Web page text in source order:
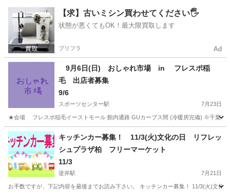
千葉 長生郡 茂原駅 フリーマーケット 無料
【求】古いミシン買わせてください🖐️
状態が悪くてもOK！最大限買取します
プリフラ Ad
9月6日(日) おしゃれ市場 in フレスポ稲
毛 出店者募集
9/6
スポーツセンター駅 7月23日
★会場 フレスポ稲毛イーストモール 館内通路 GUカーブス間 (冷暖房完備)
千葉 千葉市 スポーツセンター駅 フリーマーケット 会場
キッチンカー募集！ 11/3(火)文化の日 リフレッ
シュプラザ柏 フリーマーケット
11/3
逆井駅 7月21日
お手数ですが、下記内容を最後までお読み下さい。 キッチンカー募集！ 11/3(火)文化